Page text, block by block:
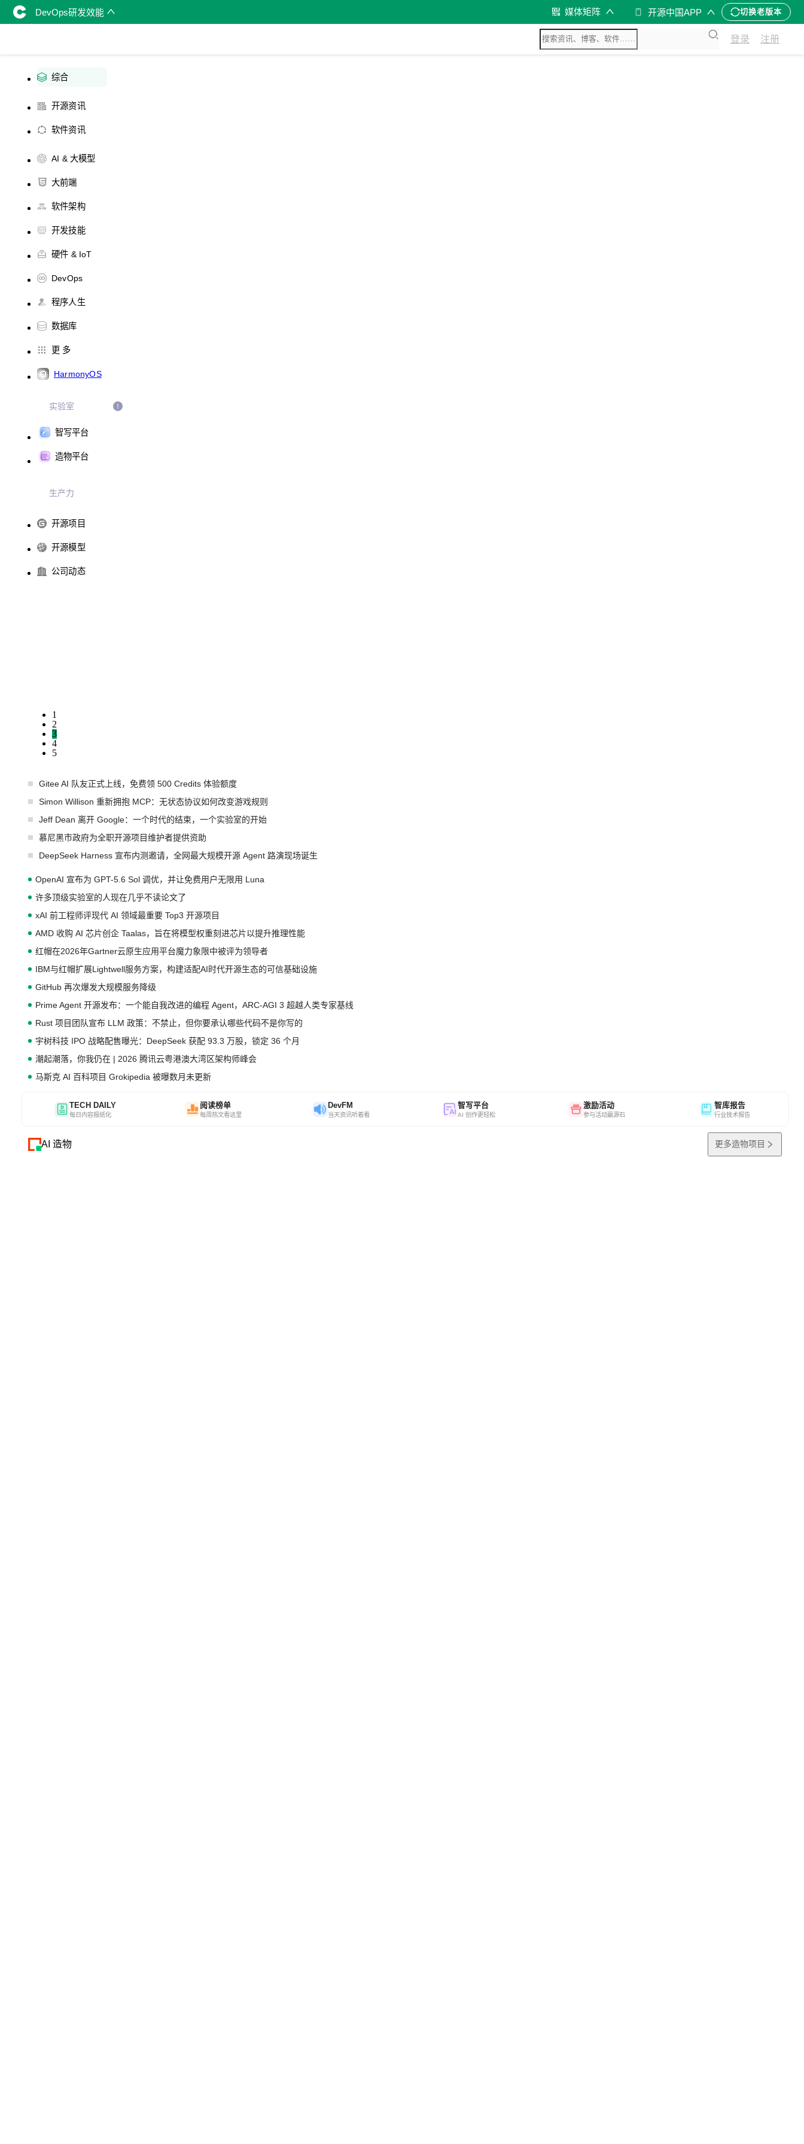
DevOps研发效能 媒体矩阵 开源中国APP 切换老版本
登录 注册
综合
开源资讯
软件资讯
AI & 大模型
大前端
软件架构
开发技能
硬件 & IoT
DevOps
程序人生
数据库
更 多
HarmonyOS
实验室
智写平台
造物平台
生产力
开源项目
开源模型
公司动态
1
2
3
4
5
Gitee AI 队友正式上线，免费领 500 Credits 体验额度
Simon Willison 重新拥抱 MCP：无状态协议如何改变游戏规则
Jeff Dean 离开 Google：一个时代的结束，一个实验室的开始
慕尼黑市政府为全职开源项目维护者提供资助
DeepSeek Harness 宣布内测邀请，全网最大规模开源 Agent 路演现场诞生
OpenAI 宣布为 GPT-5.6 Sol 调优，并让免费用户无限用 Luna
许多顶级实验室的人现在几乎不读论文了
xAI 前工程师评现代 AI 领域最重要 Top3 开源项目
AMD 收购 AI 芯片创企 Taalas，旨在将模型权重刻进芯片以提升推理性能
红帽在2026年Gartner云原生应用平台魔力象限中被评为领导者
IBM与红帽扩展Lightwell服务方案，构建适配AI时代开源生态的可信基础设施
GitHub 再次爆发大规模服务降级
Prime Agent 开源发布：一个能自我改进的编程 Agent，ARC-AGI 3 超越人类专家基线
Rust 项目团队宣布 LLM 政策：不禁止，但你要承认哪些代码不是你写的
宇树科技 IPO 战略配售曝光：DeepSeek 获配 93.3 万股，锁定 36 个月
潮起潮落，你我仍在 | 2026 腾讯云粤港澳大湾区架构师峰会
马斯克 AI 百科项目 Grokipedia 被曝数月未更新
TECH DAILY
每日内容报纸化
阅读榜单
每周热文看这里
DevFM
当天资讯听着看
智写平台
AI 创作更轻松
激励活动
参与活动赢源石
智库报告
行业技术报告
AI 造物 更多造物项目